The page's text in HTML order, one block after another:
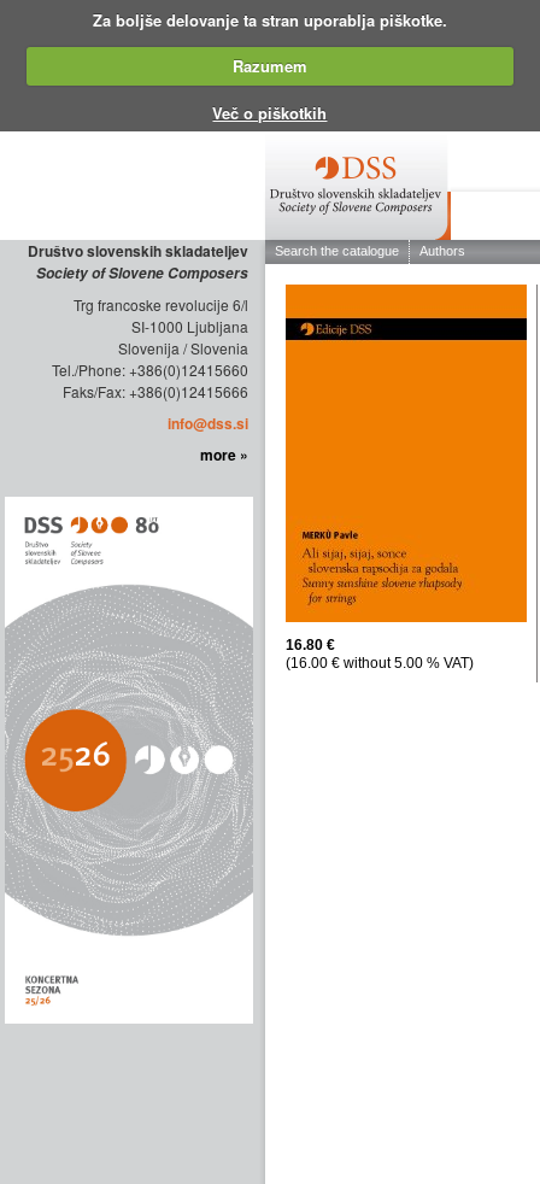
Za boljše delovanje ta stran uporablja piškotke.
Razumem
Več o piškotkih
Društvo slovenskih skladateljev
Society of Slovene Composers
Trg francoske revolucije 6/l
SI-1000 Ljubljana
Slovenija / Slovenia
Tel./Phone: +386(0)12415660
Faks/Fax: +386(0)12415666
info@dss.si
more »